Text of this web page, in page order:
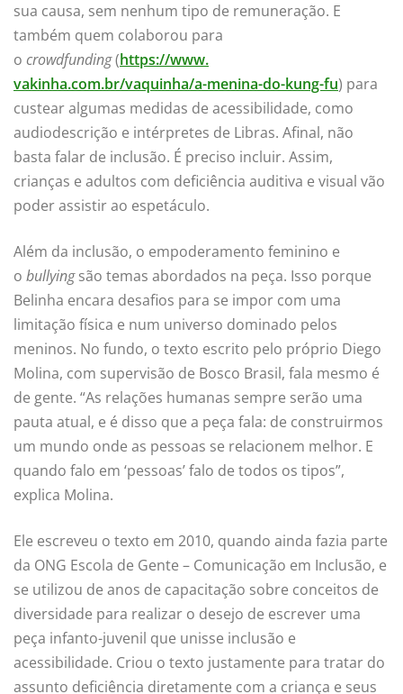
sua causa, sem nenhum tipo de remuneração. E
também quem colaborou para
o crowdfunding(https://www.
vakinha.com.br/vaquinha/a-menina-do-kung-fu) para
custear algumas medidas de acessibilidade, como
audiodescrição e intérpretes de Libras. Afinal, não
basta falar de inclusão. É preciso incluir. Assim,
crianças e adultos com deficiência auditiva e visual vão
poder assistir ao espetáculo.
Além da inclusão, o empoderamento feminino e
o bullyingsão temas abordados na peça. Isso porque
Belinha encara desafios para se impor com uma
limitação física e num universo dominado pelos
meninos. No fundo, o texto escrito pelo próprio Diego
Molina, com supervisão de Bosco Brasil, fala mesmo é
de gente. “As relações humanas sempre serão uma
pauta atual, e é disso que a peça fala: de construirmos
um mundo onde as pessoas se relacionem melhor. E
quando falo em ‘pessoas’ falo de todos os tipos”,
explica Molina.
Ele escreveu o texto em 2010, quando ainda fazia parte
da ONG Escola de Gente – Comunicação em Inclusão, e
se utilizou de anos de capacitação sobre conceitos de
diversidade para realizar o desejo de escrever uma
peça infanto-juvenil que unisse inclusão e
acessibilidade. Criou o texto justamente para tratar do
assunto deficiência diretamente com a criança e seus